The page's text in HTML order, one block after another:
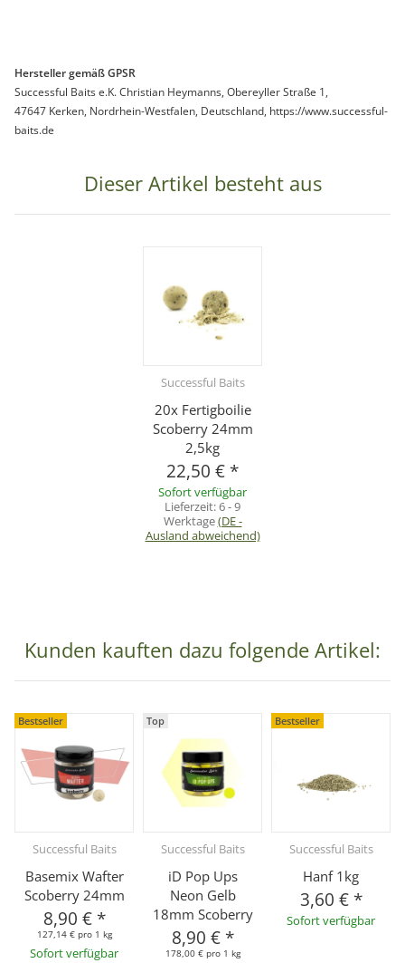
Hersteller gemäß GPSR
Successful Baits e.K. Christian Heymanns, Obereyller Straße 1,
47647 Kerken, Nordrhein-Westfalen, Deutschland, https://www.successful-
baits.de
Dieser Artikel besteht aus
Successful Baits
20x Fertigboilie
Scoberry 24mm
2,5kg
22,50 € *
Sofort verfügbar
Lieferzeit:6 - 9
Werktage(DE -
Ausland abweichend)
Kunden kauften dazu folgende Artikel:
Bestseller
Successful Baits
Basemix Wafter
Scoberry 24mm
8,90 € *
127,14 € pro 1 kg
Sofort verfügbar
Top
Successful Baits
iD Pop Ups
Neon Gelb
18mm Scoberry
8,90 € *
178,00 € pro 1 kg
Bestseller
Successful Baits
Hanf 1kg
3,60 € *
Sofort verfügbar